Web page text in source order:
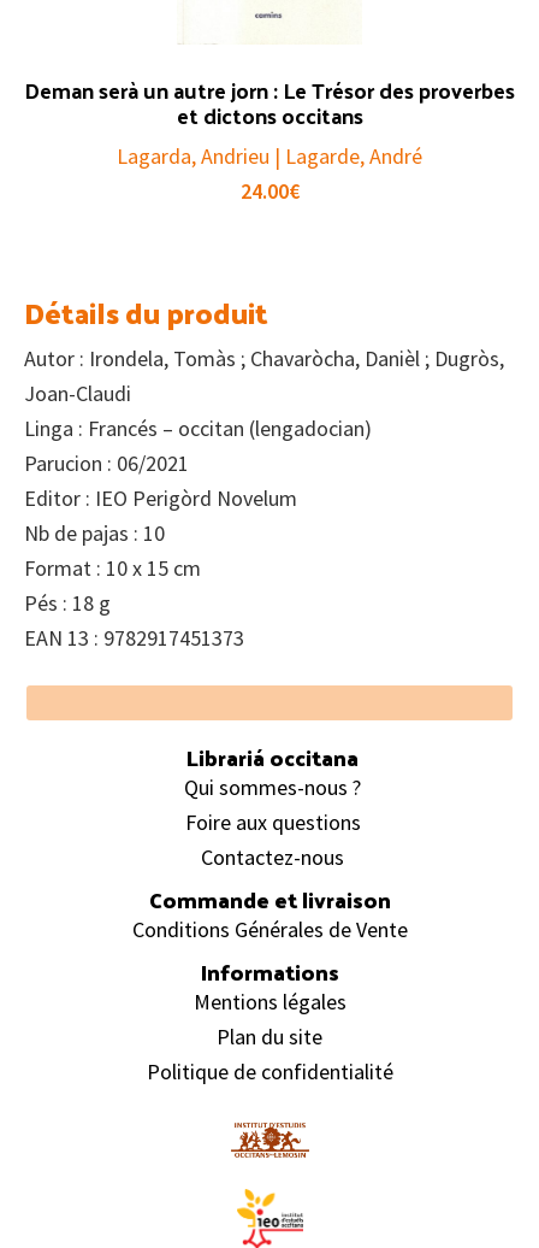
Deman serà un autre jorn : Le Trésor des proverbes
et dictons occitans
Lagarda, Andrieu | Lagarde, André
24.00€
Détails du produit
Autor : Irondela, Tomàs ; Chavaròcha, Danièl ; Dugròs,
Joan-Claudi
Linga : Francés – occitan (lengadocian)
Parucion : 06/2021
Editor : IEO Perigòrd Novelum
Nb de pajas : 10
Format : 10 x 15 cm
Pés : 18 g
EAN 13 : 9782917451373
Footer
Librariá occitana
Qui sommes-nous ?
Foire aux questions
Contactez-nous
Commande et livraison
Conditions Générales de Vente
Informations
Mentions légales
Plan du site
Politique de confidentialité